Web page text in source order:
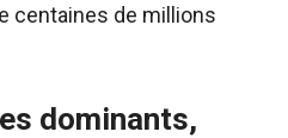
centaines de millions
dominants,